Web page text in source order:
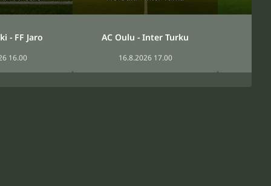
- FF Jaro
16.00
AC Oulu - Inter Turku
16.8.2026 17.00